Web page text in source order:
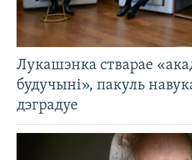
Лукашэнка стварае
будучыні», пакуль
дэградуе